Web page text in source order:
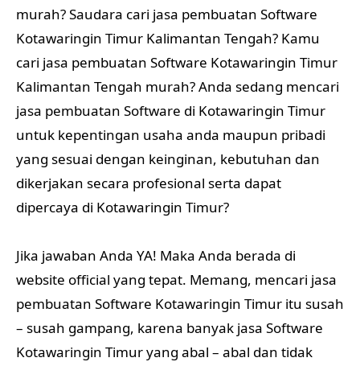
murah? Saudara cari jasa pembuatan Software
Kotawaringin Timur Kalimantan Tengah? Kamu
cari jasa pembuatan Software Kotawaringin Timur
Kalimantan Tengah murah? Anda sedang mencari
jasa pembuatan Software di Kotawaringin Timur
untuk kepentingan usaha anda maupun pribadi
yang sesuai dengan keinginan, kebutuhan dan
dikerjakan secara profesional serta dapat
dipercaya di Kotawaringin Timur?
Jika jawaban Anda YA! Maka Anda berada di
website official yang tepat. Memang, mencari jasa
pembuatan Software Kotawaringin Timur itu susah
– susah gampang, karena banyak jasa Software
Kotawaringin Timur yang abal – abal dan tidak